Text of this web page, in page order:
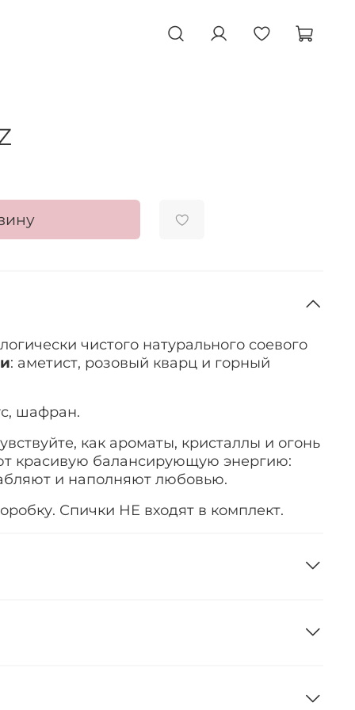
чистого натурального соевого
: аметист, розовый кварц и горный
шафран.
как ароматы, кристаллы и огонь
красивую балансирующую энергию:
и наполняют любовью.
Спички НЕ входят в комплект.